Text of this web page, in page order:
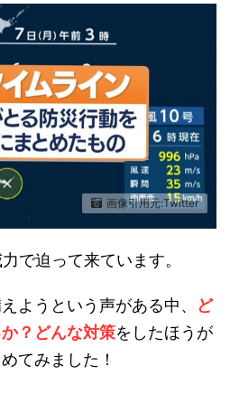
画像引用元:Twitter
で迫って来ています。
ようという声がある中、
ど
？どんな対策をしたほうが
てみました！